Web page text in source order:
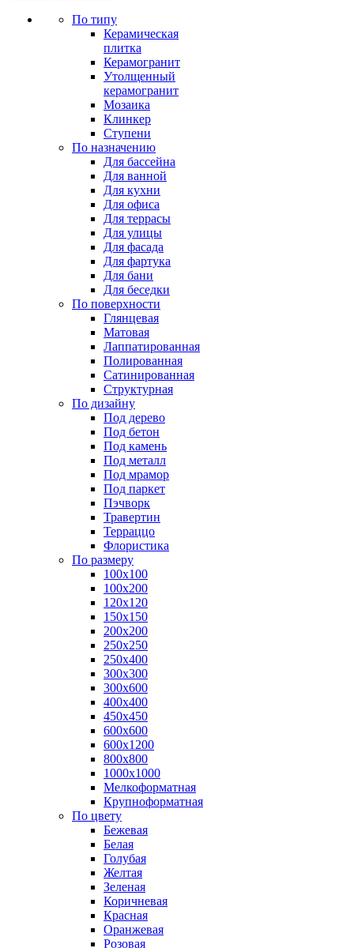
По типу
Керамическая
плитка
Керамогранит
Утолщенный
керамогранит
Мозаика
Клинкер
Ступени
По назначению
Для бассейна
Для ванной
Для кухни
Для офиса
Для террасы
Для улицы
Для фасада
Для фартука
Для бани
Для беседки
По поверхности
Глянцевая
Матовая
Лаппатированная
Полированная
Сатинированная
Структурная
По дизайну
Под дерево
Под бетон
Под камень
Под металл
Под мрамор
Под паркет
Пэчворк
Травертин
Терраццо
Флористика
По размеру
100х100
100х200
120х120
150х150
200х200
250х250
250х400
300х300
300х600
400х400
450х450
600х600
600х1200
800х800
1000х1000
Мелкоформатная
Крупноформатная
По цвету
Бежевая
Белая
Голубая
Желтая
Зеленая
Коричневая
Красная
Оранжевая
Розовая